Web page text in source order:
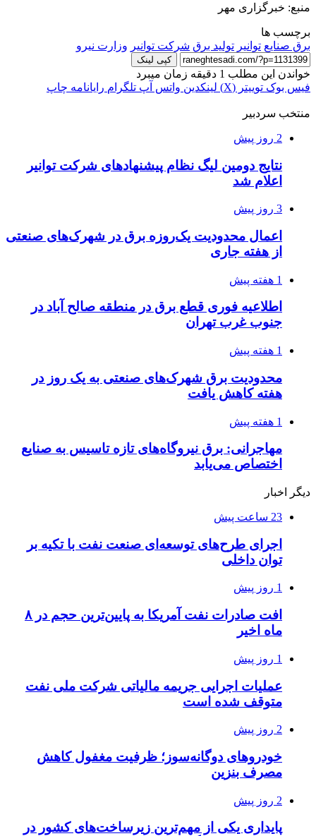
منبع: خبرگزاری مهر
برچسب ها
برق صنایع توانیر تولید برق شرکت توانیر وزارت نیرو
کپی لینک
خواندن این مطلب 1 دقیقه زمان میبرد
فیس بوک توییتر (X) لینکدین واتس آپ تلگرام رایانامه چاپ
منتخب سردبیر
2 روز پیش
نتایج دومین لیگ نظام پیشنهادهای شرکت توانیر
اعلام شد
3 روز پیش
اعمال محدودیت یک‌روزه برق در شهرک‌های صنعتی
از هفته جاری
1 هفته پیش
اطلاعیه فوری قطع برق در منطقه صالح آباد در
جنوب غرب تهران
1 هفته پیش
محدودیت برق شهرک‌های صنعتی به یک روز در
هفته کاهش یافت
1 هفته پیش
مهاجرانی: برق نیروگاه‌های تازه تاسیس به صنایع
اختصاص می‌یابد
دیگر اخبار
23 ساعت پیش
اجرای طرح‌های توسعه‌ای صنعت نفت با تکیه بر
توان داخلی
1 روز پیش
افت صادرات نفت آمریکا به پایین‌ترین حجم در ۸
ماه اخیر
1 روز پیش
عملیات اجرایی جریمه مالیاتی شرکت ملی نفت
متوقف شده است
2 روز پیش
خودروهای دوگانه‌سوز؛ ظرفیت مغفول کاهش
مصرف بنزین
2 روز پیش
پایداری یکی از مهم‌ترین زیرساخت‌های کشور در